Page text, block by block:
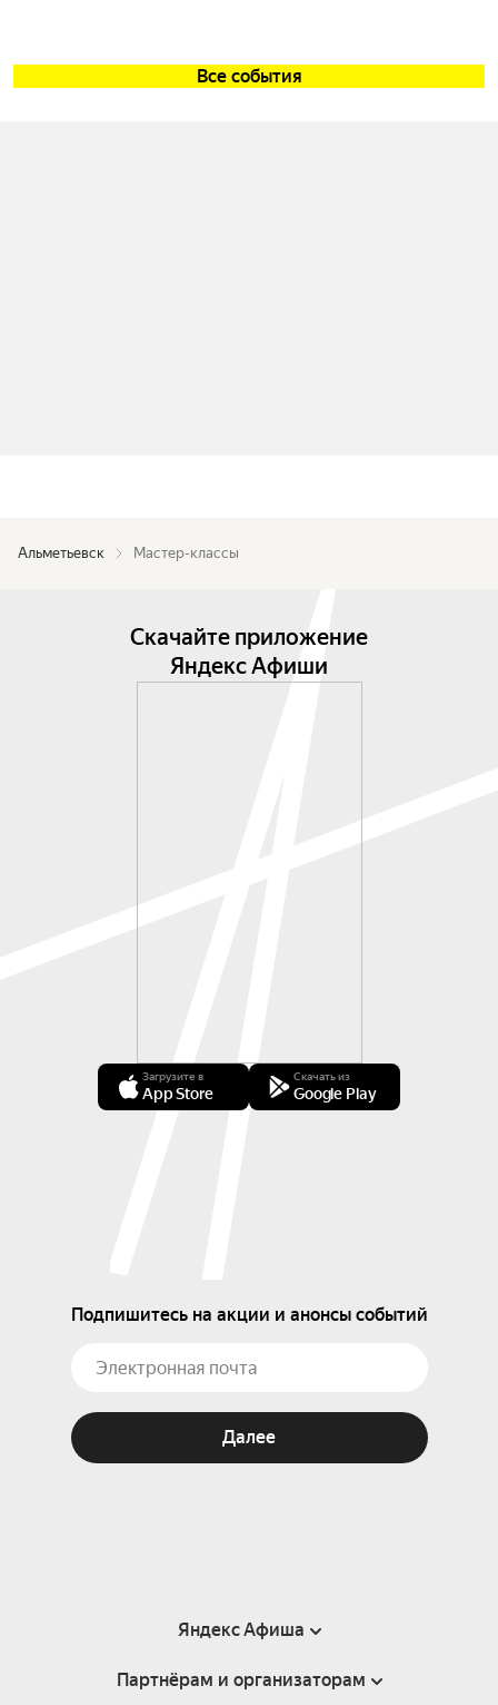
Все события
Альметьевск Мастер-классы
Скачайте приложение
Яндекс Афиши
Загрузите в
App Store
Скачать из
Google Play
Подпишитесь на акции и анонсы событий
Далее
Яндекс Афиша
Справка
Партнёрам и организаторам